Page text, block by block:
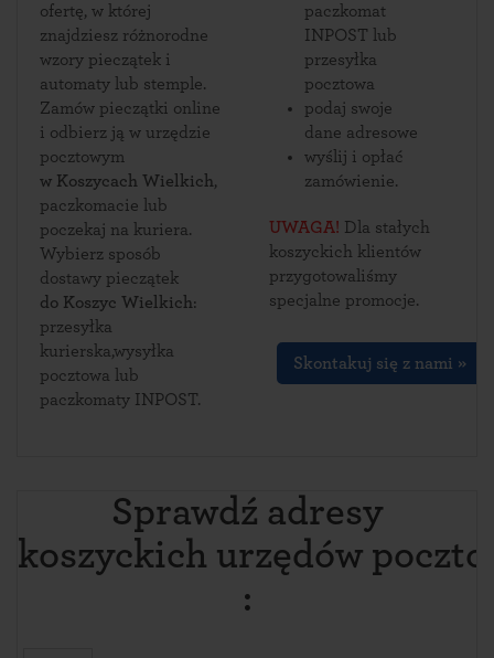
ofertę, w której
znajdziesz różnorodne
wzory pieczątek i
automaty lub stemple.
Zamów pieczątki online
i odbierz ją w urzędzie
pocztowym
w Koszycach Wielkich,
paczkomacie lub
poczekaj na kuriera.
Wybierz sposób
dostawy pieczątek
do Koszyc Wielkich:
przesyłka
kurierska,wysyłka
pocztowa lub
paczkomaty INPOST.
paczkomat
INPOST lub
przesyłka
pocztowa
podaj swoje
dane adresowe
wyślij i opłać
zamówienie.
UWAGA! Dla stałych
koszyckich klientów
przygotowaliśmy
specjalne promocje.
Skontakuj się z nami »
Sprawdź adresy
koszyckich urzędów
: